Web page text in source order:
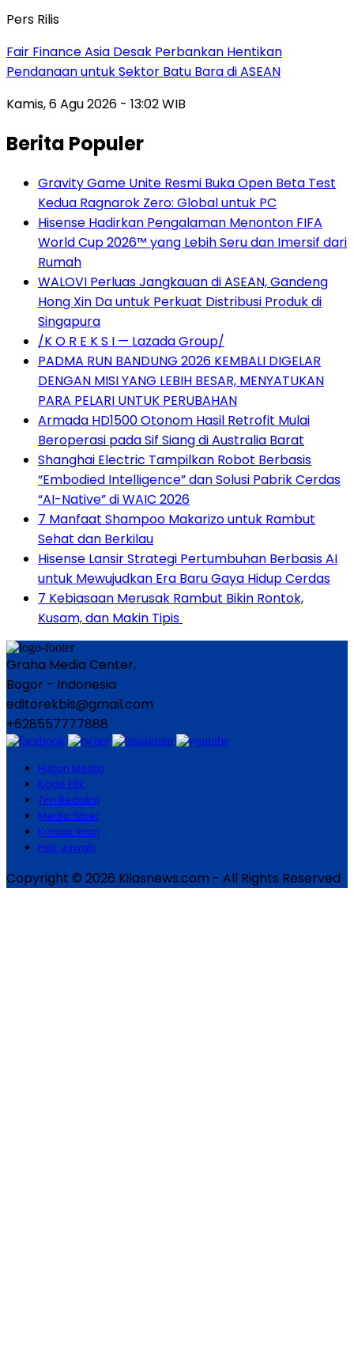
Pers Rilis
Fair Finance Asia Desak Perbankan Hentikan
Pendanaan untuk Sektor Batu Bara di ASEAN
Kamis, 6 Agu 2026 - 13:02 WIB
Berita Populer
Gravity Game Unite Resmi Buka Open Beta Test
Kedua Ragnarok Zero: Global untuk PC
Hisense Hadirkan Pengalaman Menonton FIFA
World Cup 2026™ yang Lebih Seru dan Imersif dari
Rumah
WALOVI Perluas Jangkauan di ASEAN, Gandeng
Hong Xin Da untuk Perkuat Distribusi Produk di
Singapura
/K O R E K S I — Lazada Group/
PADMA RUN BANDUNG 2026 KEMBALI DIGELAR
DENGAN MISI YANG LEBIH BESAR, MENYATUKAN
PARA PELARI UNTUK PERUBAHAN
Armada HD1500 Otonom Hasil Retrofit Mulai
Beroperasi pada Sif Siang di Australia Barat
Shanghai Electric Tampilkan Robot Berbasis
“Embodied Intelligence” dan Solusi Pabrik Cerdas
“AI-Native” di WAIC 2026
7 Manfaat Shampoo Makarizo untuk Rambut
Sehat dan Berkilau
Hisense Lansir Strategi Pertumbuhan Berbasis AI
untuk Mewujudkan Era Baru Gaya Hidup Cerdas
7 Kebiasaan Merusak Rambut Bikin Rontok,
Kusam, dan Makin Tipis
Graha Media Center,
Bogor - Indonesia
editorekbis@gmail.com
+628557777888
Histori Media
Kode Etik
Tim Redaksi
Media Siber
Kontak Iklan
Hak Jawab
Copyright © 2026 Kilasnews.com - All Rights Reserved